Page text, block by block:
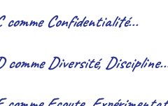
comme Confidentialité...
comme Diversité,